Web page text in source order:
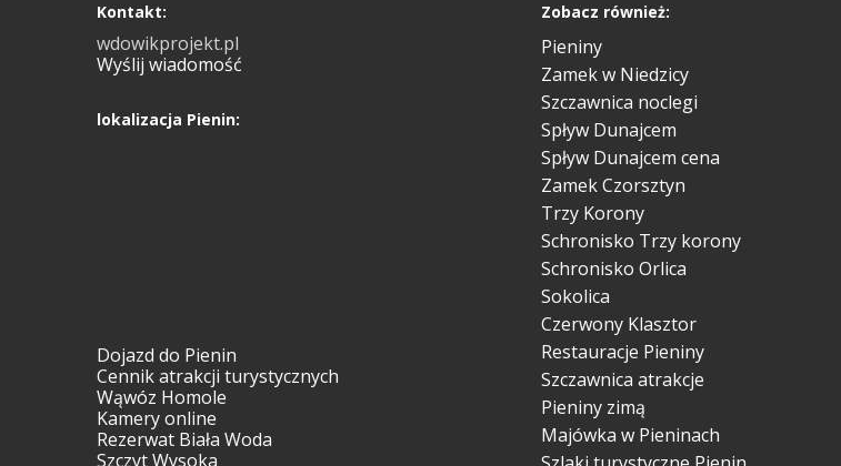
Kontakt:
wdowikprojekt.pl
Wyślij wiadomość
lokalizacja Pienin:
Dojazd do Pienin
Cennik atrakcji turystycznych
Wąwóz Homole
Kamery online
Rezerwat Biała Woda
Szczyt Wysoka
Zobacz również:
Pieniny
Zamek w Niedzicy
Szczawnica noclegi
Spływ Dunajcem
Spływ Dunajcem cena
Zamek Czorsztyn
Trzy Korony
Schronisko Trzy korony
Schronisko Orlica
Sokolica
Czerwony Klasztor
Restauracje Pieniny
Szczawnica atrakcje
Pieniny zimą
Majówka w Pieninach